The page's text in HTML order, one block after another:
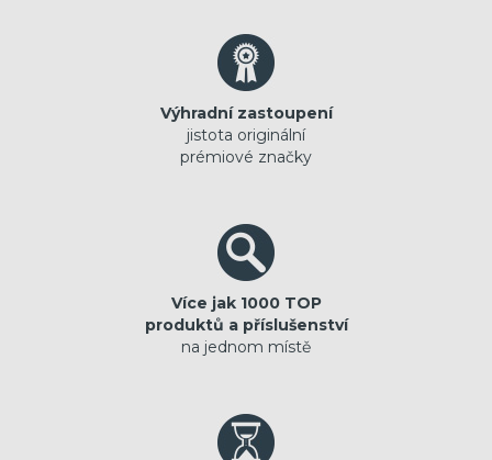
Výhradní zastoupení
jistota originální
prémiové značky
Více jak 1000 TOP
produktů a příslušenství
na jednom místě